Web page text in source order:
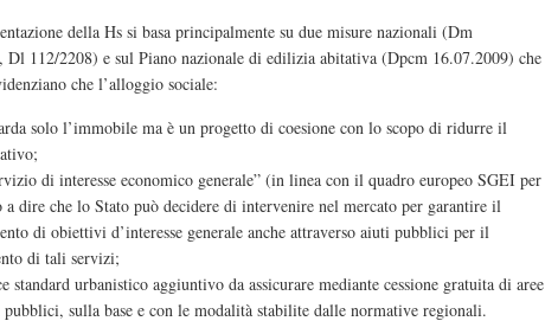
della Hs si basa principalmente su due misure nazionali (Dm
Dl 112/2208) e sul Piano nazionale di edilizia abitativa (Dpcm 16.07.2009) che
che l’alloggio sociale:
solo l’immobile ma è un progetto di coesione con lo scopo di ridurre il
di interesse economico generale” (in linea con il quadro europeo SGEI per
a dire che lo Stato può decidere di intervenire nel mercato per garantire il
di obiettivi d’interesse generale anche attraverso aiuti pubblici per il
di tali servizi;
standard urbanistico aggiuntivo da assicurare mediante cessione gratuita di aree
sulla base e con le modalità stabilite dalle normative regionali.